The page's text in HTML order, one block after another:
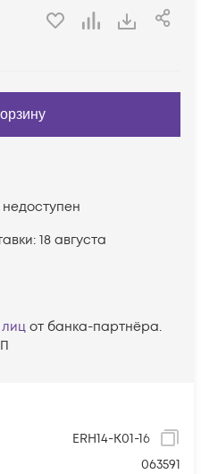
ERH14-K01-16
063591
недоступен
18 августа
от банка-партнёра.